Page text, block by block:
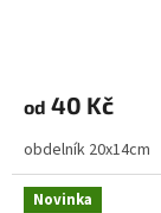
od 40 Kč
obdelník 20x14cm
Novinka